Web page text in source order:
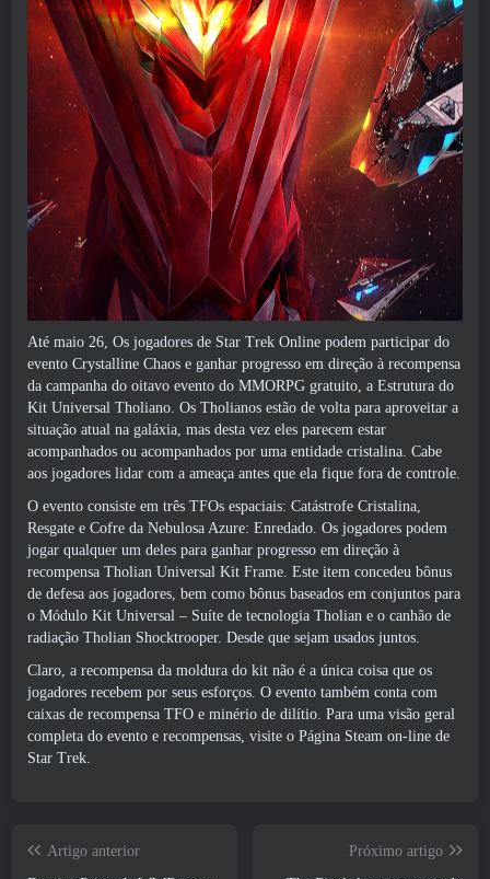
Até maio 26, Os jogadores de Star Trek Online podem participar do
evento Crystalline Chaos e ganhar progresso em direção à recompensa
da campanha do oitavo evento do MMORPG gratuito, a Estrutura do
Kit Universal Tholiano. Os Tholianos estão de volta para aproveitar a
situação atual na galáxia, mas desta vez eles parecem estar
acompanhados ou acompanhados por uma entidade cristalina. Cabe
aos jogadores lidar com a ameaça antes que ela fique fora de controle.
O evento consiste em três TFOs espaciais: Catástrofe Cristalina,
Resgate e Cofre da Nebulosa Azure: Enredado. Os jogadores podem
jogar qualquer um deles para ganhar progresso em direção à
recompensa Tholian Universal Kit Frame. Este item concedeu bônus
de defesa aos jogadores, bem como bônus baseados em conjuntos para
o Módulo Kit Universal – Suíte de tecnologia Tholian e o canhão de
radiação Tholian Shocktrooper. Desde que sejam usados ​​juntos.
Claro, a recompensa da moldura do kit não é a única coisa que os
jogadores recebem por seus esforços. O evento também conta com
caixas de recompensa TFO e minério de dilítio. Para uma visão geral
completa do evento e recompensas, visite o Página Steam on-line de
Star Trek.
Artigo anterior
Próximo artigo